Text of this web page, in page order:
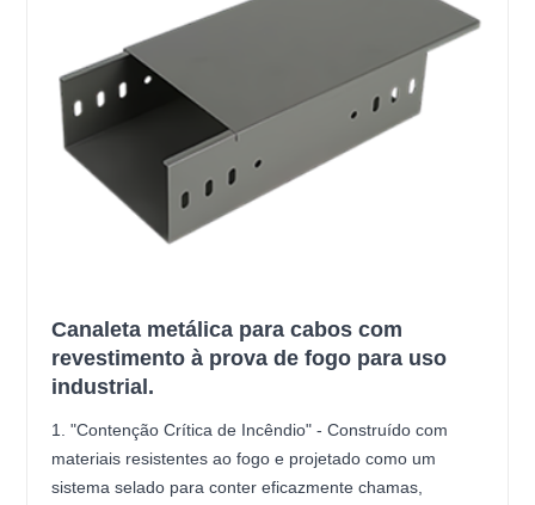
Canaleta metálica para cabos com
revestimento à prova de fogo para uso
industrial.
1. "Contenção Crítica de Incêndio" - Construído com
materiais resistentes ao fogo e projetado como um
sistema selado para conter eficazmente chamas,